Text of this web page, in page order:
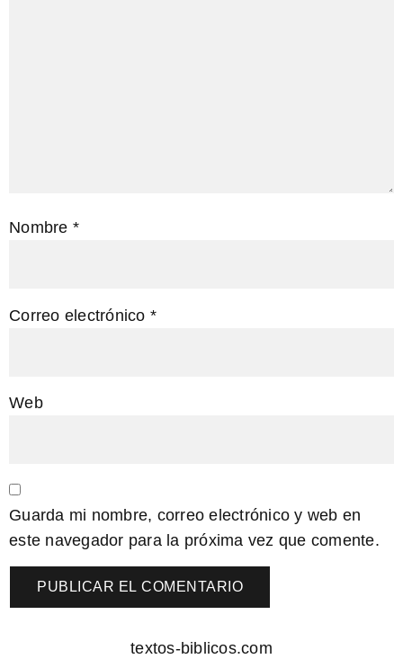
Nombre *
Correo electrónico *
Web
Guarda mi nombre, correo electrónico y web en
este navegador para la próxima vez que comente.
textos-biblicos.com